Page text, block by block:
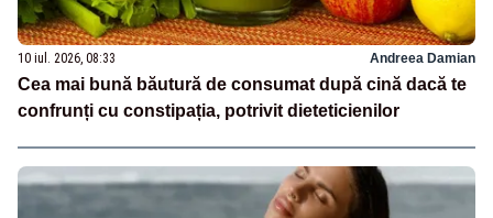
10 iul. 2026, 08:33 Andreea Damian
Cea mai bună băutură de consumat după cină dacă te
confrunți cu constipația, potrivit dieteticienilor